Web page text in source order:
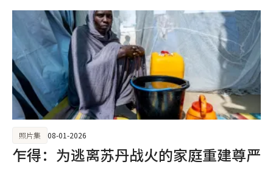
乍得：为逃离苏丹战火的家庭重建尊严
照片集 08-01-2026